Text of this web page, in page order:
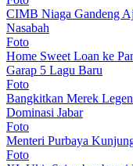
CIMB Niaga Gandeng
Nasabah
Foto
Home Sweet Loan ke
Garap 5 Lagu Baru
Foto
Bangkitkan Merek
Dominasi Jabar
Foto
Menteri Purbaya
Foto